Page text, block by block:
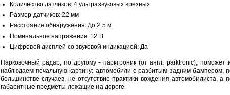
Количество датчиков: 4 ультразвуковых врезных
Размер датчиков: 22 мм
Расстояние обнаружения: До 2.5 м
Номинальное напряжение: 12 В
Цифровой дисплей со звуковой индикацией: Да
Парковочный радар, по другому - парктроник (от англ. parktronic),
наблюдаем печальную картину: автомобили с разбитым задним
большинстве случаев, не отсутствие практики вождения автомобилиста,
габаритные предметы лежащие на дороге.